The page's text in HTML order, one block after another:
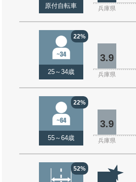
原付自転車 兵庫県
22%
25～34歳
3.9
兵庫県
22%
55～64歳
3.9
兵庫県
52%